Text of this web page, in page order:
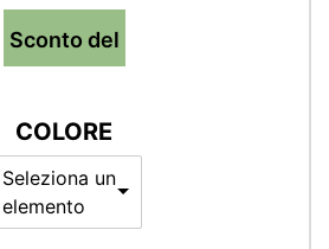
Sconto del
COLORE
Seleziona un
elemento